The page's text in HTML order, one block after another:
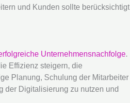
und Kunden sollte berücksichtigt
Unternehmensnachfolge.
Effizienz steigern, die
Planung, Schulung der Mitarbeiter
der Digitalisierung zu nutzen und